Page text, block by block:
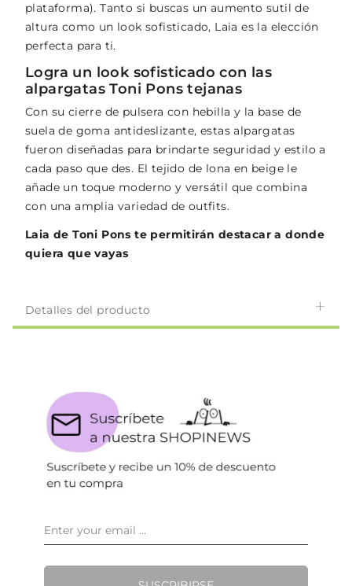
plataforma). Tanto si buscas un aumento sutil de
altura como un look sofisticado, Laia es la elección
perfecta para ti.
Logra un look sofisticado con las
alpargatas Toni Pons tejanas
Con su cierre de pulsera con hebilla y la base de
suela de goma antideslizante, estas alpargatas
fueron diseñadas para brindarte seguridad y estilo a
cada paso que des. El tejido de lona en beige le
añade un toque moderno y versátil que combina
con una amplia variedad de outfits.
Laia de Toni Pons te permitirán destacar a donde
quiera que vayas
Detalles del producto